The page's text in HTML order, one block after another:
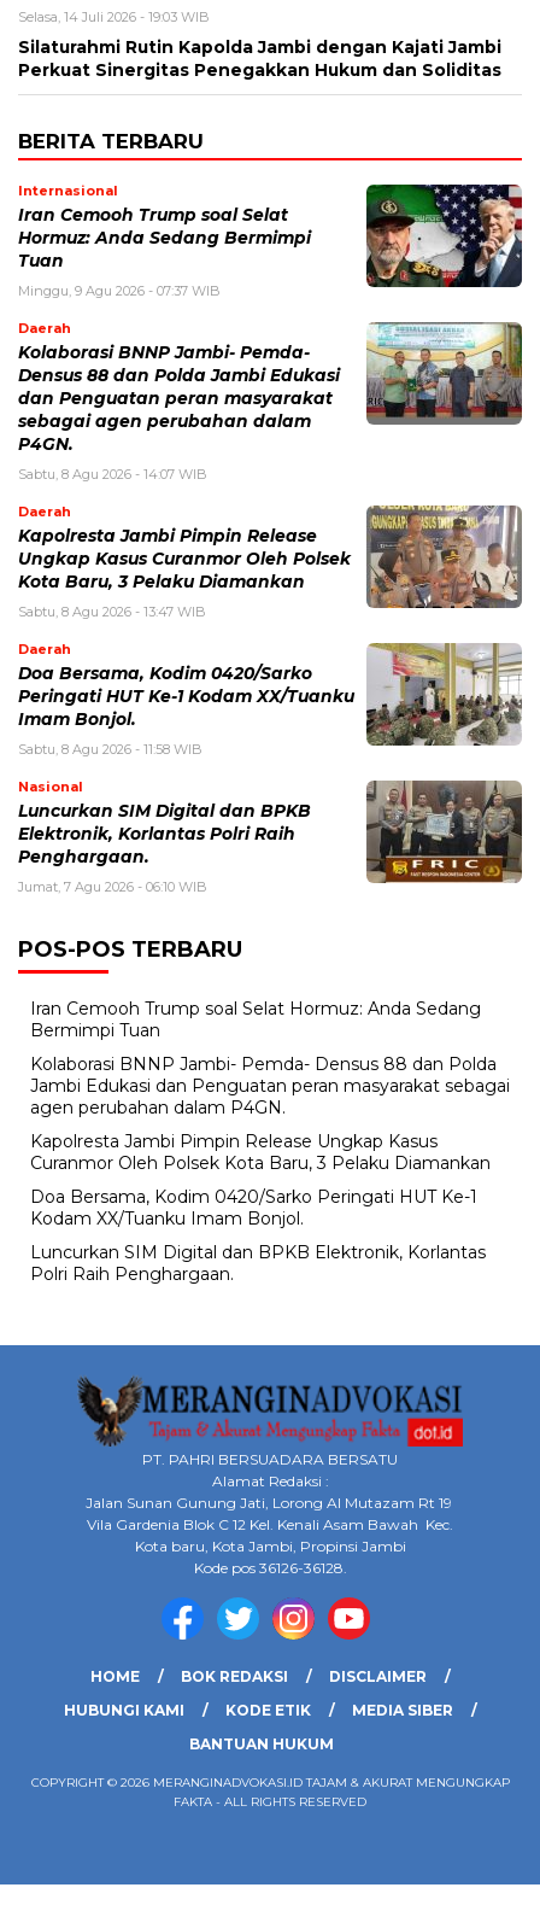
Selasa, 14 Juli 2026 - 19:03 WIB
Silaturahmi Rutin Kapolda Jambi dengan Kajati Jambi
Perkuat Sinergitas Penegakkan Hukum dan Soliditas
BERITA TERBARU
Internasional
Iran Cemooh Trump soal Selat
Hormuz: Anda Sedang Bermimpi
Tuan
Minggu, 9 Agu 2026 - 07:37 WIB
Daerah
Kolaborasi BNNP Jambi- Pemda-
Densus 88 dan Polda Jambi Edukasi
dan Penguatan peran masyarakat
sebagai agen perubahan dalam
P4GN.
Sabtu, 8 Agu 2026 - 14:07 WIB
Daerah
Kapolresta Jambi Pimpin Release
Ungkap Kasus Curanmor Oleh Polsek
Kota Baru, 3 Pelaku Diamankan
Sabtu, 8 Agu 2026 - 13:47 WIB
Daerah
Doa Bersama, Kodim 0420/Sarko
Peringati HUT Ke-1 Kodam XX/Tuanku
Imam Bonjol.
Sabtu, 8 Agu 2026 - 11:58 WIB
Nasional
Luncurkan SIM Digital dan BPKB
Elektronik, Korlantas Polri Raih
Penghargaan.
Jumat, 7 Agu 2026 - 06:10 WIB
POS-POS TERBARU
Iran Cemooh Trump soal Selat Hormuz: Anda Sedang
Bermimpi Tuan
Kolaborasi BNNP Jambi- Pemda- Densus 88 dan Polda
Jambi Edukasi dan Penguatan peran masyarakat sebagai
agen perubahan dalam P4GN.
Kapolresta Jambi Pimpin Release Ungkap Kasus
Curanmor Oleh Polsek Kota Baru, 3 Pelaku Diamankan
Doa Bersama, Kodim 0420/Sarko Peringati HUT Ke-1
Kodam XX/Tuanku Imam Bonjol.
Luncurkan SIM Digital dan BPKB Elektronik, Korlantas
Polri Raih Penghargaan.
PT. PAHRI BERSUADARA BERSATU
Alamat Redaksi :
Jalan Sunan Gunung Jati, Lorong Al Mutazam Rt 19
Vila Gardenia Blok C 12 Kel. Kenali Asam Bawah Kec.
Kota baru, Kota Jambi, Propinsi Jambi
Kode pos 36126-36128.
HOME BOK REDAKSI
DISCLAIMER
HUBUNGI KAMI
KODE ETIK
MEDIA SIBER
BANTUAN HUKUM
COPYRIGHT © 2026 MERANGINADVOKASI.ID TAJAM & AKURAT MENGUNGKAP
FAKTA - ALL RIGHTS RESERVED